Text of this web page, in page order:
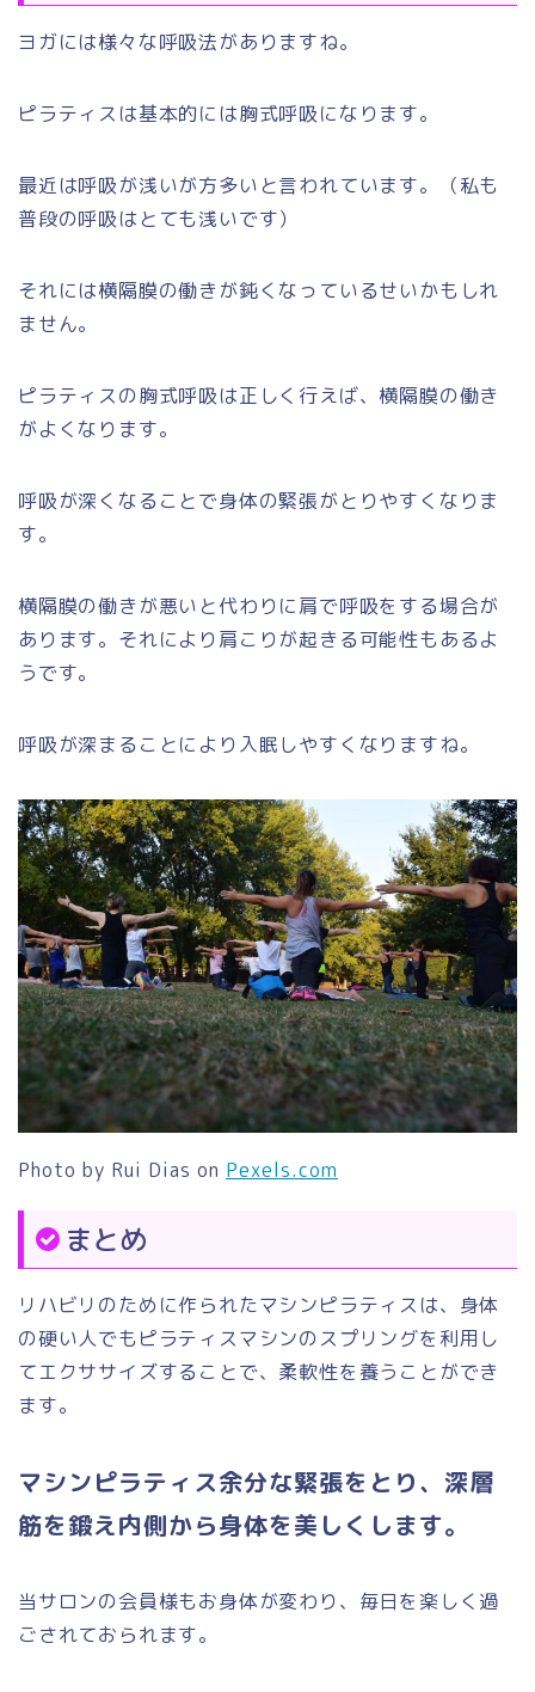
ヨガには様々な呼吸法がありますね。
ピラティスは基本的には胸式呼吸になります。
最近は呼吸が浅いが方多いと言われています。（私も
普段の呼吸はとても浅いです）
それには横隔膜の働きが鈍くなっているせいかもしれ
ません。
ピラティスの胸式呼吸は正しく行えば、横隔膜の働き
がよくなります。
呼吸が深くなることで身体の緊張がとりやすくなりま
す。
横隔膜の働きが悪いと代わりに肩で呼吸をする場合が
あります。それにより肩こりが起きる可能性もあるよ
うです。
呼吸が深まることにより入眠しやすくなりますね。
Photo by Rui Dias on Pexels.com
まとめ
リハビリのために作られたマシンピラティスは、身体
の硬い人でもピラティスマシンのスプリングを利用し
てエクササイズすることで、柔軟性を養うことができ
ます。
マシンピラティス余分な緊張をとり、深層
筋を鍛え内側から身体を美しくします。
当サロンの会員様もお身体が変わり、毎日を楽しく過
ごされておられます。